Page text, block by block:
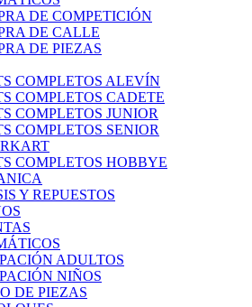
DE COMPETICIÓN
DE CALLE
DE PIEZAS
COMPLETOS ALEVÍN
COMPLETOS CADETE
COMPLETOS JUNIOR
COMPLETOS SENIOR
COMPLETOS HOBBYE
Y REPUESTOS
ADULTOS
NIÑOS
DE PIEZAS